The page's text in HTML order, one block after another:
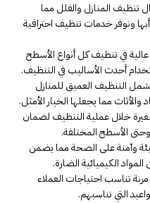
تنظيف المنازل والفلل مما
ونوفر خدمات تنظيف احترافية
في تنظيف كل أنواع الأسطح
أحدث الأساليب في التنظيف.
التنظيف العميق للمنازل
مما يجعلها الخيار الأمثل.
خلال عملية التنظيف لضمان
الأسطح المختلفة.
وآمنة على الصحة مما يضمن
الكيميائية الضارة.
تناسب احتياجات العملاء
التي تناسبهم.